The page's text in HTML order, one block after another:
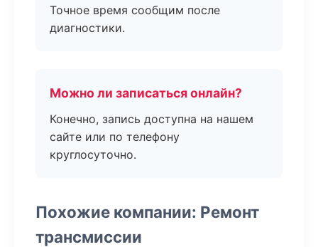
Точное время сообщим после
диагностики.
Можно ли записаться онлайн?
Конечно, запись доступна на нашем
сайте или по телефону
круглосуточно.
Похожие компании: Ремонт
трансмиссии